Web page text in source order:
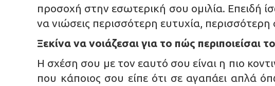
προσοχή στην εσωτερική σου ομιλία. Επειδή
να νιώσεις περισσότερη ευτυχία,
Ξεκίνα να νοιάζεσαι για το πώς περιποιείσαι
Η σχέση σου με τον εαυτό σου είναι η πιο
που κάποιος σου είπε ότι σε αγαπάει απλά